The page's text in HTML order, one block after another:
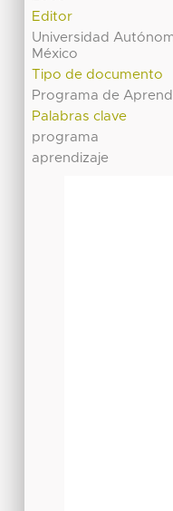
Editor
Universidad
México
Tipo de documento
Programa de
Palabras clave
programa
aprendizaje